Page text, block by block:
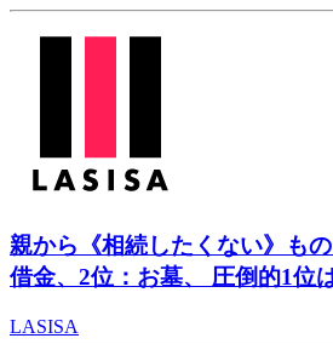
親から《相続したくない》も
借金、2位：お墓、 圧倒的1位
LASISA